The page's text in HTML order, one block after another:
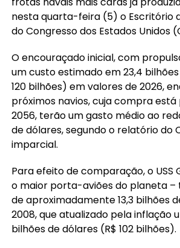
nesta quarta-feira (5) o Escritório
do Congresso dos Estados Unidos
O encouraçado inicial, com
um custo estimado em 23,4
120 bilhões) em valores de 2026,
próximos navios, cuja compra
2056, terão um gasto médio ao
de dólares, segundo o relatório do
imparcial.
Para efeito de comparação, o USS
o maior porta-aviões do planeta –
de aproximadamente 13,3 bilhões
2008, que atualizado pela inflação
bilhões de dólares (R$ 102 bilhões).